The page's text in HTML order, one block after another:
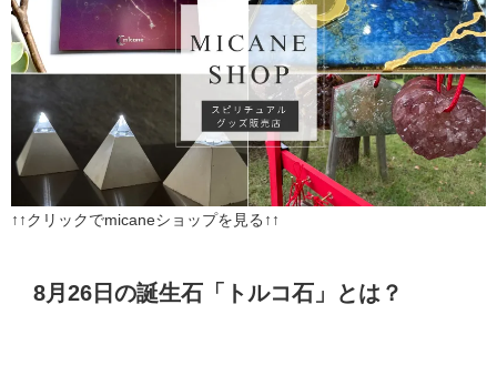
↑↑クリックでmicaneショップを見る↑↑
8月26日の誕生石「トルコ石」とは？